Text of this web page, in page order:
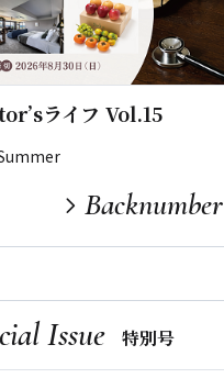
ライフ Vol.15
Backnumber
Issue 特別号